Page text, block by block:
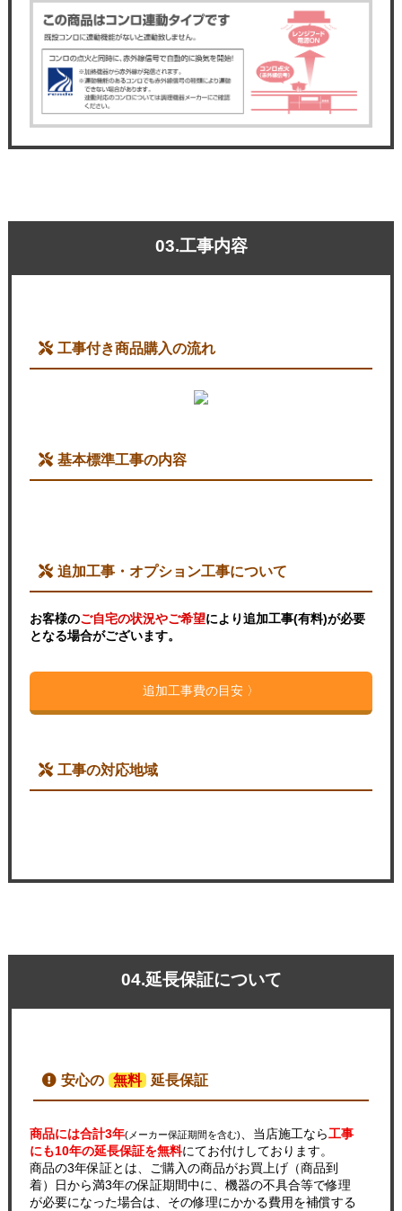
03.工事内容
工事付き商品購入の流れ
基本標準工事の内容
追加工事・オプション工事について
お客様のご自宅の状況やご希望により追加工事(有料)が必要
となる場合がございます。
追加工事費の目安 〉
工事の対応地域
04.延長保証について
安心の 無料 延長保証
商品には合計3年(メーカー保証期間を含む)、当店施工なら工事
にも10年の延長保証を無料にてお付けしております。
商品の3年保証とは、ご購入の商品がお買上げ（商品到
着）日から満3年の保証期間中に、機器の不具合等で修理
が必要になった場合は、その修理にかかる費用を補償する